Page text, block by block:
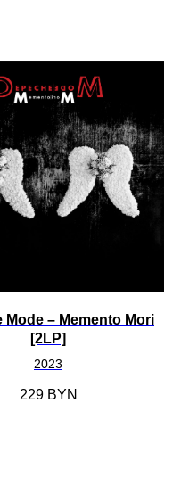
Mode – Memento Mori
[2LP]
2023
229 BYN